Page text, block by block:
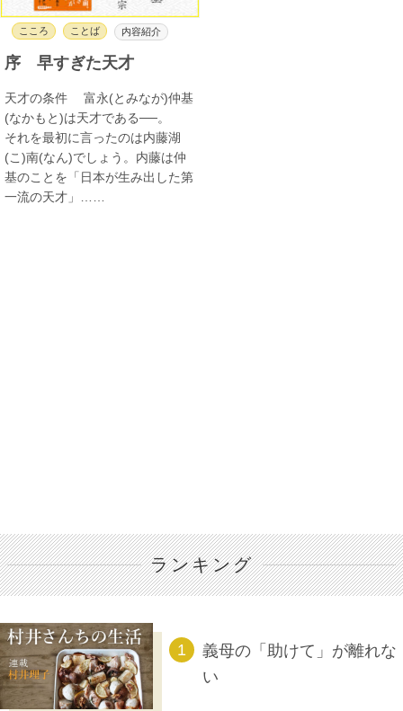
こころ ことば 内容紹介
序 早すぎた天才
天才の条件 富永(とみなが)仲基
(なかもと)は天才である──。
それを最初に言ったのは内藤湖
(こ)南(なん)でしょう。内藤は仲
基のことを「日本が生み出した第
一流の天才」……
ランキング
義母の「助けて」が離れな
い